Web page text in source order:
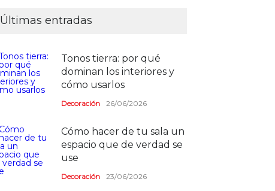
Últimas entradas
Tonos tierra: por qué
dominan los interiores y
cómo usarlos
Decoración 26/06/2026
Cómo hacer de tu sala un
espacio que de verdad se
use
Decoración 23/06/2026